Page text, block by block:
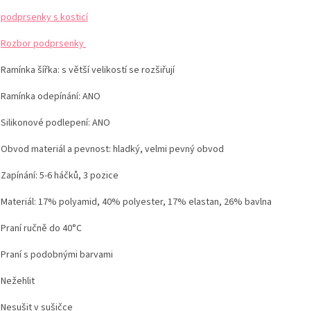
podprsenky s kosticí
Rozbor podprsenky
Ramínka šířka: s větší velikostí se rozšiřují
Ramínka odepínání: ANO
Silikonové podlepení: ANO
Obvod materiál a pevnost: hladký, velmi pevný obvod
Zapínání: 5-6 háčků, 3 pozice
Materiál: 17% polyamid, 40% polyester, 17% elastan, 26% bavlna
Praní ručně do 40°C
Praní s podobnými barvami
Nežehlit
Nesušit v sušičce